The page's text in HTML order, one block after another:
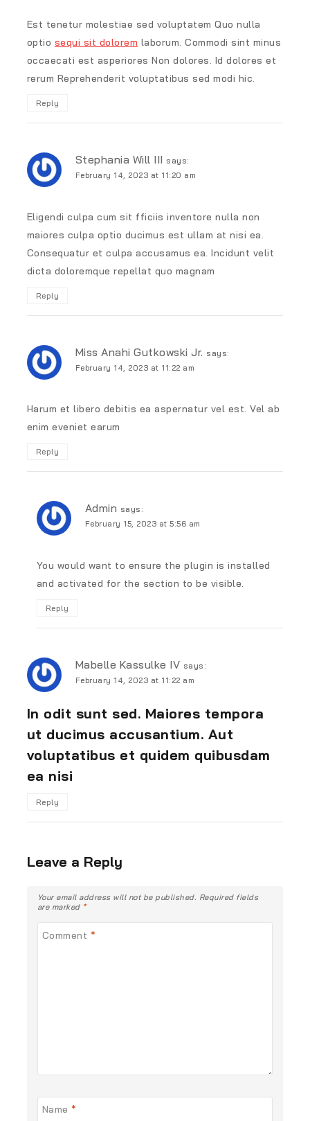
Est tenetur molestiae sed voluptatem Quo nulla
optio sequi sit dolorem laborum. Commodi sint minus
occaecati est asperiores Non dolores. Id dolores et
rerum Reprehenderit voluptatibus sed modi hic.
Reply
Stephania Will III says:
February 14, 2023 at 11:20 am
Eligendi culpa cum sit fficiis inventore nulla non
maiores culpa optio ducimus est ullam at nisi ea.
Consequatur et culpa accusamus ea. Incidunt velit
dicta doloremque repellat quo magnam
Reply
Miss Anahi Gutkowski Jr. says:
February 14, 2023 at 11:22 am
Harum et libero debitis ea aspernatur vel est. Vel ab
enim eveniet earum
Reply
Admin says:
February 15, 2023 at 5:56 am
You would want to ensure the plugin is installed
and activated for the section to be visible.
Reply
Mabelle Kassulke IV says:
February 14, 2023 at 11:22 am
In odit sunt sed. Maiores tempora
ut ducimus accusantium. Aut
voluptatibus et quidem quibusdam
ea nisi
Reply
Leave a Reply
Your email address will not be published. Required fields
are marked *
Comment *
Name *